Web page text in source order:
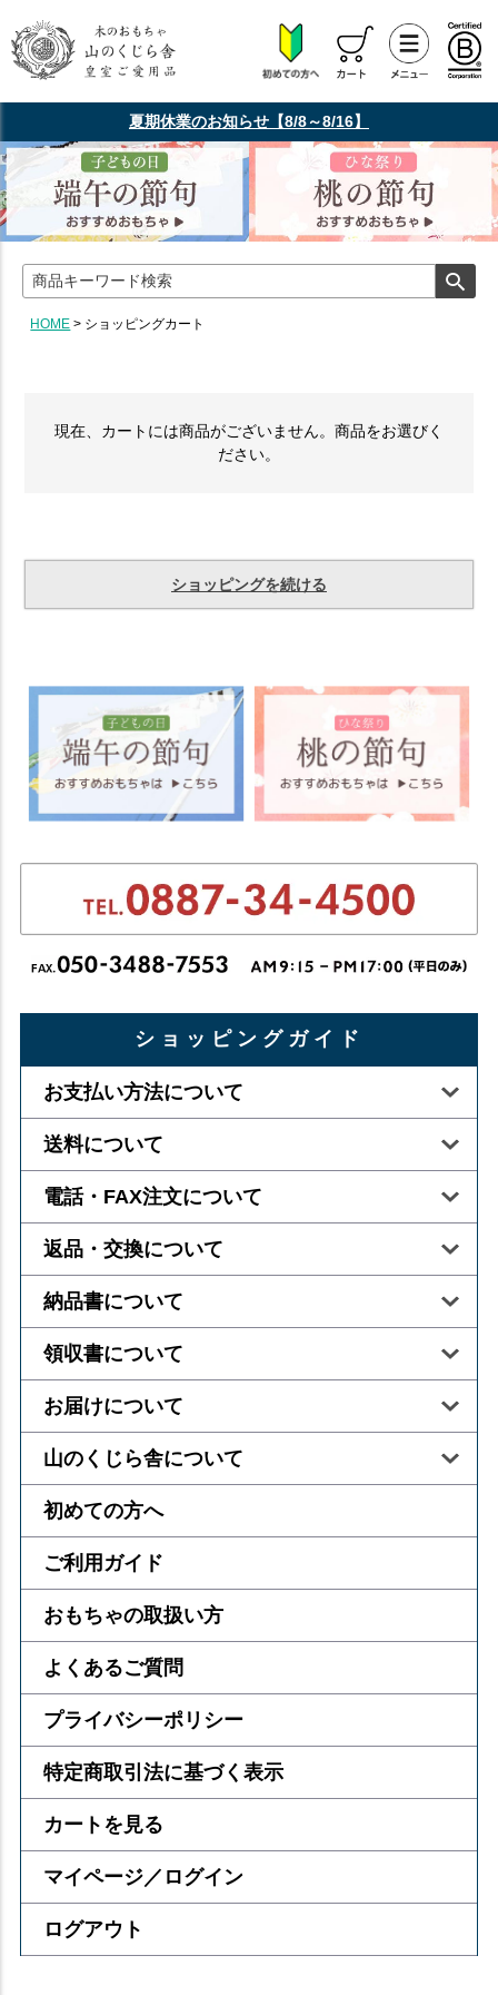
夏期休業のお知らせ【8/8～8/16】
HOME ショッピングカート
現在、カートには商品がございません。商品をお選びく
ださい。
ショッピングを続ける
ショッピングガイド
お支払い方法について
送料について
電話・FAX注文について
返品・交換について
納品書について
領収書について
お届けについて
山のくじら舎について
初めての方へ
ご利用ガイド
おもちゃの取扱い方
よくあるご質問
プライバシーポリシー
特定商取引法に基づく表示
カートを見る
マイページ／ログイン
ログアウト